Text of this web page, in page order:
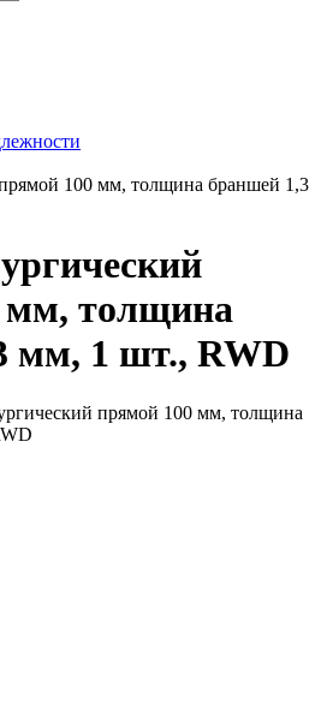
100 мм, толщина браншей 1,3
мм, толщина
мм, 1 шт., RWD